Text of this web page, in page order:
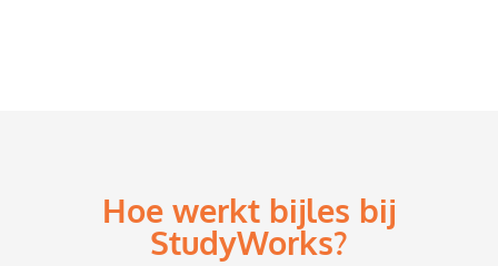
Hoe werkt bijles bij
StudyWorks?